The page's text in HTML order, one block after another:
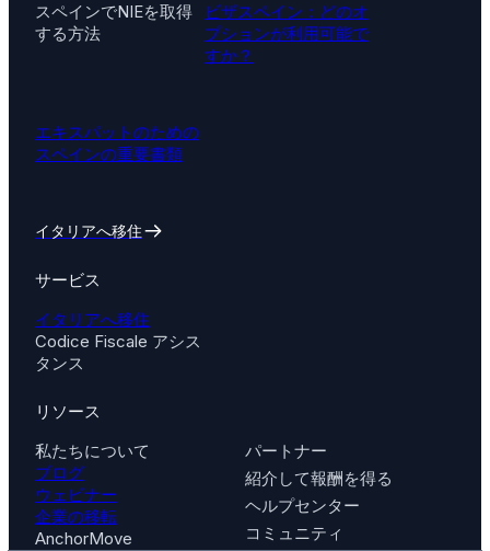
スペインでNIEを取得
する方法
ビザスペイン：どのオ
プションが利用可能で
すか？
エキスパットのための
スペインの重要書類
イタリアへ移住
サービス
イタリアへ移住
Codice Fiscale アシス
タンス
リソース
私たちについて
ブログ
ウェビナー
企業の移転
AnchorMove
パートナー
紹介して報酬を得る
ヘルプセンター
コミュニティ